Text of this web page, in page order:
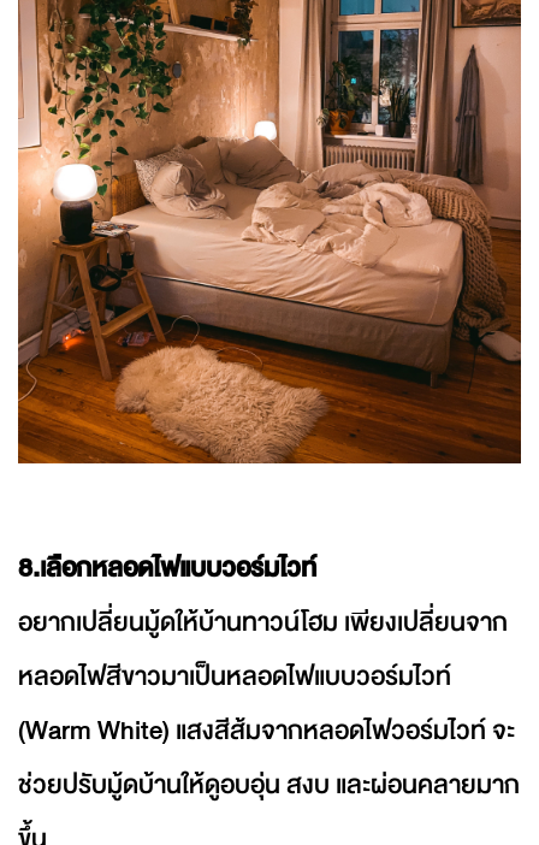
8.เลือกหลอดไฟแบบวอร์มไวท์
อยากเปลี่ยนมู้ดให้บ้านทาวน์โฮม เพียงเปลี่ยนจาก
หลอดไฟสีขาวมาเป็นหลอดไฟแบบวอร์มไวท์
(Warm White) แสงสีส้มจากหลอดไฟวอร์มไวท์ จะ
ช่วยปรับมู้ดบ้านให้ดูอบอุ่น สงบ และผ่อนคลายมาก